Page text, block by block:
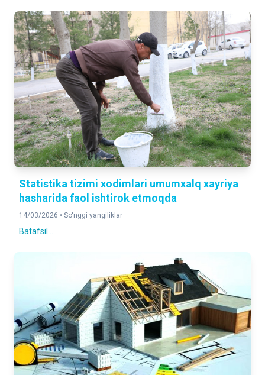
Statistika tizimi xodimlari umumxalq xayriya
hasharida faol ishtirok etmoqda
14/03/2026 • So'nggi yangiliklar
Batafsil ...